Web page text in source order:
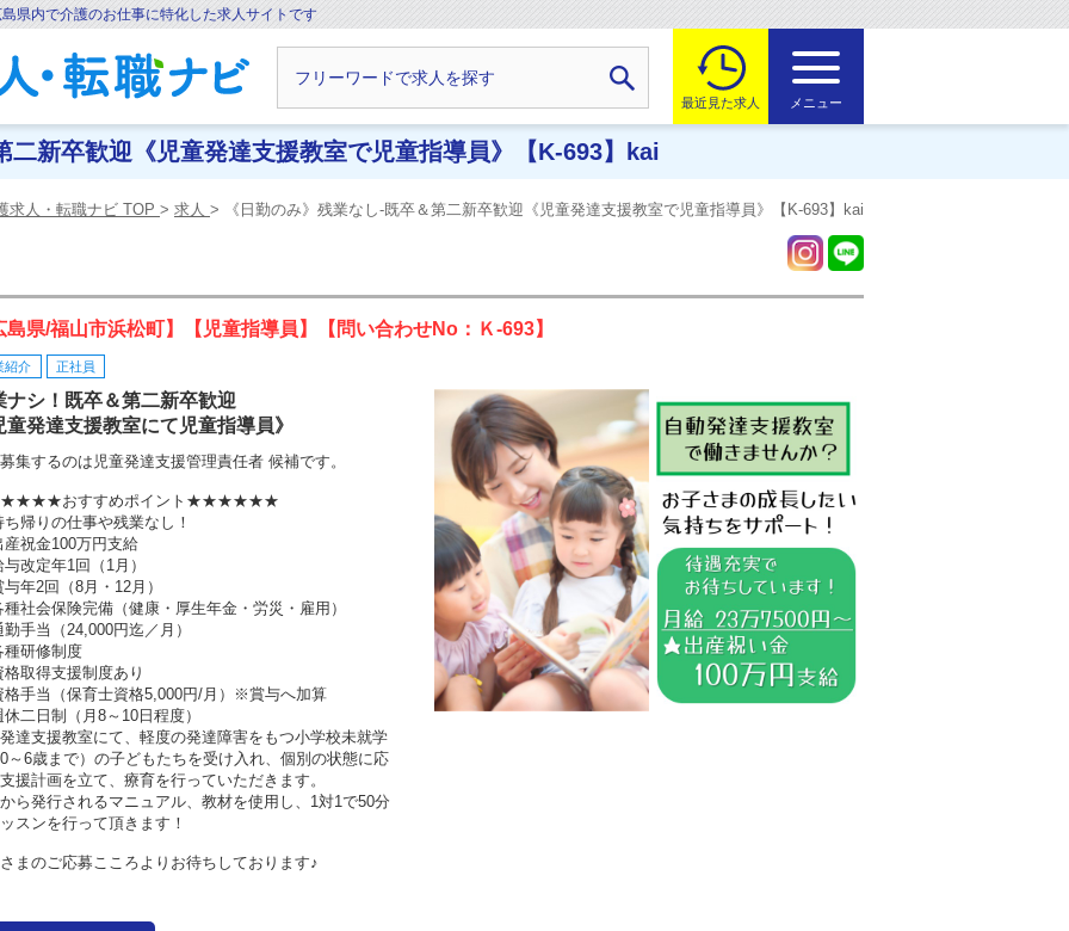
県内で介護のお仕事に特化した求人サイトです
最近見た求人 メニュー
二新卒歓迎《児童発達支援教室で児童指導員》【K-693】kai
求人・転職ナビ TOP 求人 《日勤のみ》残業なし-既卒＆第二新卒歓迎《児童発達支援教室で児童指導員》【K-693】kai
島県/福山市浜松町】【児童指導員】【問い合わせNo：Ｋ-693】
紹介 正社員
ナシ！既卒＆第二新卒歓迎
童発達支援教室にて児童指導員》
集するのは児童発達支援管理責任者 候補です。
おすすめポイント★★★★★★
帰りの仕事や残業なし！
祝金100万円支給
改定年1回（1月）
年2回（8月・12月）
社会保険完備（健康・厚生年金・労災・雇用）
手当（24,000円迄／月）
研修制度
取得支援制度あり
手当（保育士資格5,000円/月）※賞与へ加算
二日制（月8～10日程度）
達支援教室にて、軽度の発達障害をもつ小学校未就学
～6歳まで）の子どもたちを受け入れ、個別の状態に応
援計画を立て、療育を行っていただきます。
ら発行されるマニュアル、教材を使用し、1対1で50分
スンを行って頂きます！
まのご応募こころよりお待ちしております♪